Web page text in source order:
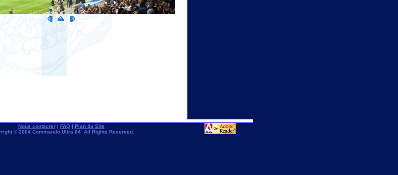
Nous contacter| FAQ| Plan du Site
© 2004 Commando Ultra 84 All Rights Reserved.